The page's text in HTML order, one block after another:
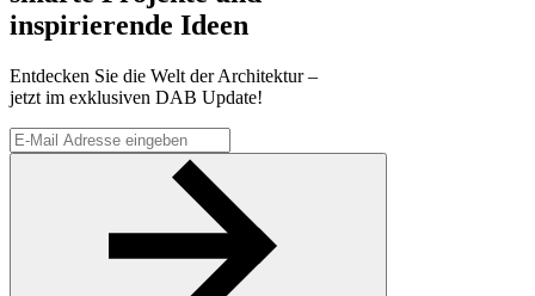
inspirierende Ideen
Entdecken Sie die Welt der Architektur –
jetzt im exklusiven DAB Update!